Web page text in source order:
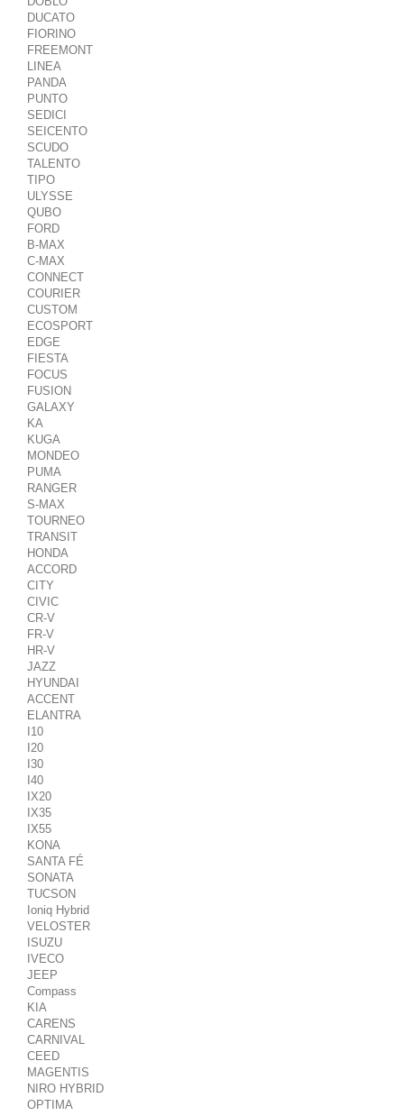
DUCATO
FIORINO
FREEMONT
LINEA
PANDA
PUNTO
SEDICI
SEICENTO
SCUDO
TALENTO
TIPO
ULYSSE
QUBO
FORD
B-MAX
C-MAX
CONNECT
COURIER
CUSTOM
ECOSPORT
EDGE
FIESTA
FOCUS
FUSION
GALAXY
KA
KUGA
MONDEO
PUMA
RANGER
S-MAX
TOURNEO
TRANSIT
HONDA
ACCORD
CITY
CIVIC
CR-V
FR-V
HR-V
JAZZ
HYUNDAI
ACCENT
ELANTRA
I10
I20
I30
I40
IX20
IX35
IX55
KONA
SANTA FÉ
SONATA
TUCSON
Ioniq Hybrid
VELOSTER
ISUZU
IVECO
JEEP
Compass
KIA
CARENS
CARNIVAL
CEED
MAGENTIS
NIRO HYBRID
OPTIMA